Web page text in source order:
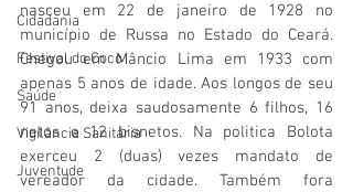
Cidadania
Festival do Coco
Saúde
Vigilãncia Sanitária
Juventude
nasceu em 22 de janeiro de 1928 no
município de Russa no Estado do Ceará.
Chegou em Mâncio Lima em 1933 com
apenas 5 anos de idade. Aos longos de seu
91 anos, deixa saudosamente 6 filhos, 16
netos e 12 bisnetos. Na politica Bolota
exerceu 2 (duas) vezes mandato de
vereador da cidade. Também fora